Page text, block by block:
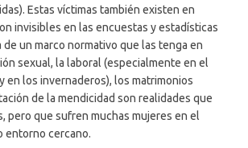
Estas víctimas también existen en
invisibles en las encuestas y estadísticas
un marco normativo que las tenga en
sexual, la laboral (especialmente en el
en los invernaderos), los matrimonios
de la mendicidad son realidades que
pero que sufren muchas mujeres en el
entorno cercano.